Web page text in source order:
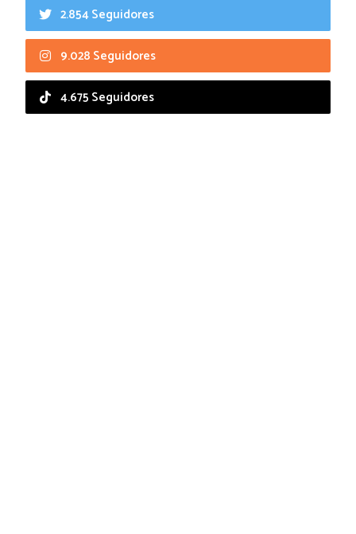
2.854 Seguidores
9.028 Seguidores
4.675 Seguidores